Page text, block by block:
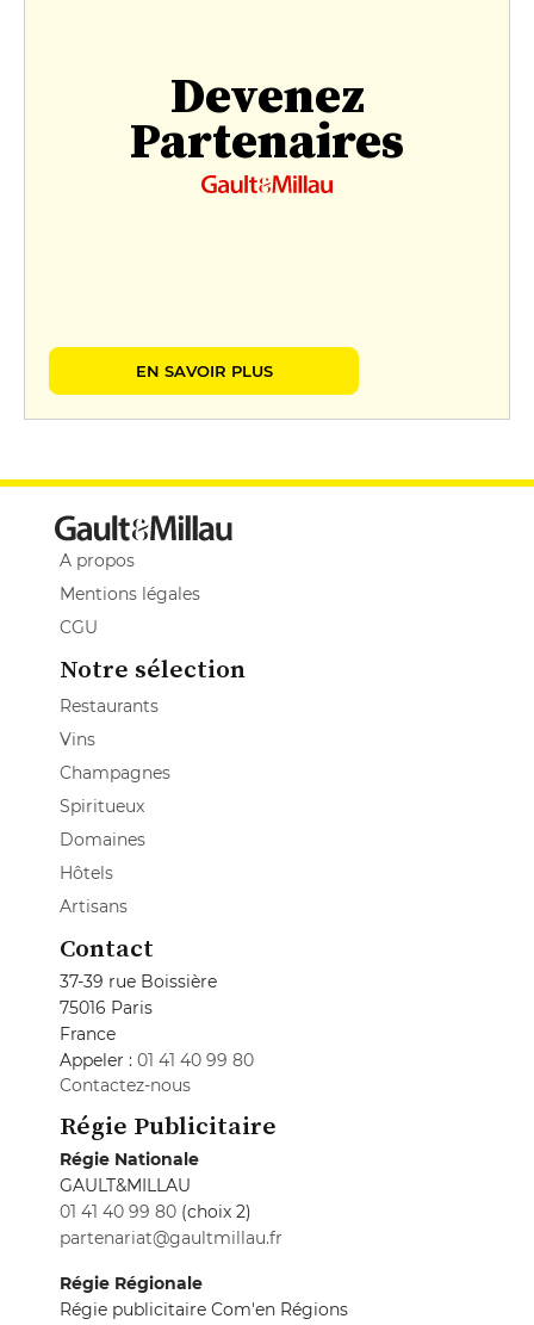
Devenez
Partenaires
EN SAVOIR PLUS
A propos
Mentions légales
CGU
Notre sélection
Restaurants
Vins
Champagnes
Spiritueux
Domaines
Hôtels
Artisans
Contact
37-39 rue Boissière
75016 Paris
France
Appeler : 01 41 40 99 80
Contactez-nous
Régie Publicitaire
Régie Nationale
GAULT&MILLAU
01 41 40 99 80 (choix 2)
partenariat@gaultmillau.fr
Régie Régionale
Régie publicitaire Com'en Régions